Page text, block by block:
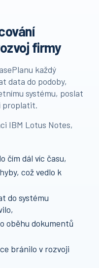
firmy
každý
data do podoby,
systému, poslat
proplatit.
IBM Lotus Notes,
čím dál víc času,
což vedlo k
do systému
oběhu dokumentů
bránilo v rozvoji